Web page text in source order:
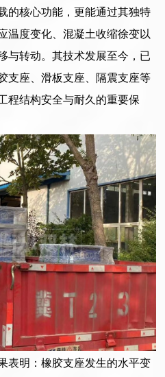
的核心功能，更能通过其独特
温度变化、混凝土收缩徐变以
与转动。其技术发展至今，已
支座、滑板支座、隔震支座等
程结构安全与耐久的重要保
表明：橡胶支座发生的水平变